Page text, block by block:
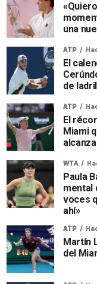
una
ATP
El
de
ATP
El
Miami
WTA
Paula
mental
voces
ahí»
ATP
Martín
del